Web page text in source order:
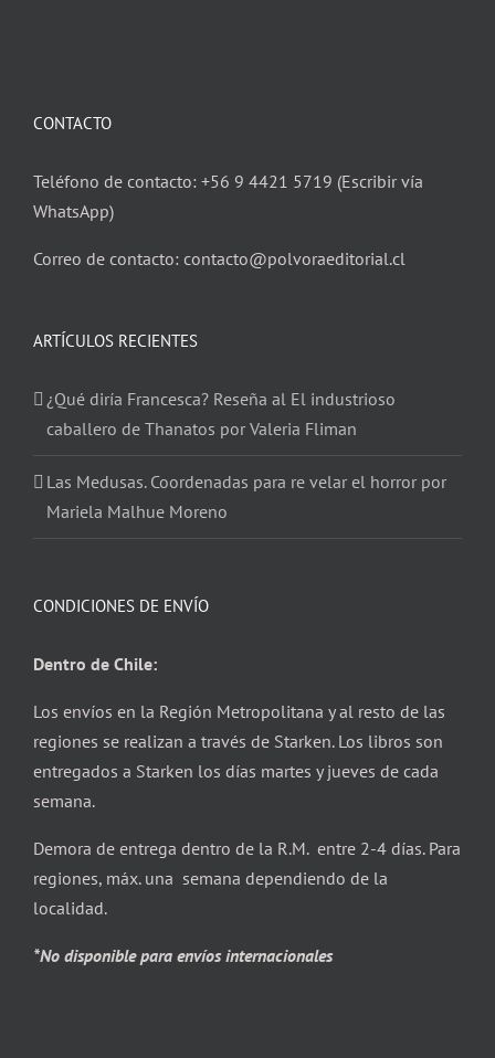
CONTACTO
Teléfono de contacto: +56 9 4421 5719 (Escribir vía
WhatsApp)
Correo de contacto: contacto@polvoraeditorial.cl
ARTÍCULOS RECIENTES
¿Qué diría Francesca? Reseña al El industrioso
caballero de Thanatos por Valeria Fliman
Las Medusas. Coordenadas para re velar el horror por
Mariela Malhue Moreno
CONDICIONES DE ENVÍO
Dentro de Chile:
Los envíos en la Región Metropolitana y al resto de las
regiones se realizan a través de Starken. Los libros son
entregados a Starken los días martes y jueves de cada
semana.
Demora de entrega dentro de la R.M. entre 2-4 días. Para
regiones, máx. una semana dependiendo de la
localidad.
*No disponible para envíos internacionales